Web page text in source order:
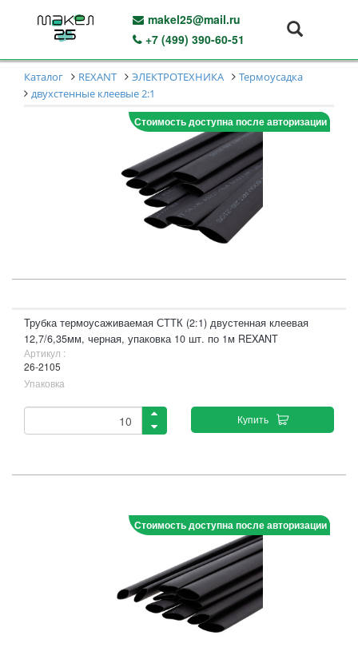
makel25@mail.ru
+7 (499) 390-60-51
Каталог REXANT ЭЛЕКТРОТЕХНИКА
Термоусадка
двухстенные клеевые 2:1
Стоимость доступна после авторизации
Трубка термоусаживаемая СТТК (2:1) двустенная клеевая
12,7/6,35мм, черная, упаковка 10 шт. по 1м REXANT
Артикул :
26-2105
Упаковка
Купить
Стоимость доступна после авторизации